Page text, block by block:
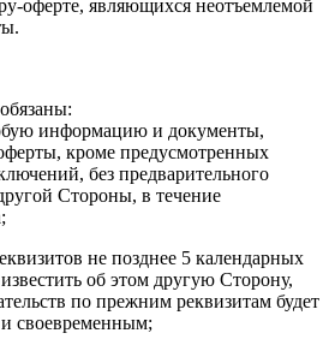
оферте, являющихся неотъемлемой
информацию и документы,
кроме предусмотренных
без предварительного
Стороны, в течение
не позднее 5 календарных
об этом другую Сторону,
по прежним реквизитам будет
своевременным;